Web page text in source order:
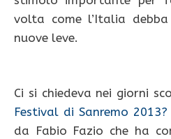
volta come l’Italia
nuove leve.
Ci si chiedeva nei giorni
Festival di Sanremo 2013?
da Fabio Fazio che ha